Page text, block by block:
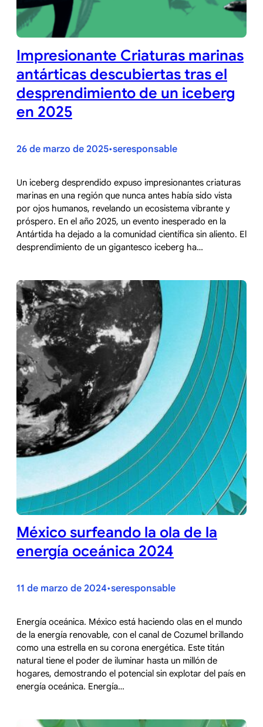
Impresionante Criaturas marinas
antárticas descubiertas tras el
desprendimiento de un iceberg
en 2025
26 de marzo de 2025•seresponsable
Un iceberg desprendido expuso impresionantes criaturas
marinas en una región que nunca antes había sido vista
por ojos humanos, revelando un ecosistema vibrante y
próspero. En el año 2025, un evento inesperado en la
Antártida ha dejado a la comunidad científica sin aliento. El
desprendimiento de un gigantesco iceberg ha…
México surfeando la ola de la
energía oceánica 2024
11 de marzo de 2024•seresponsable
Energía oceánica. México está haciendo olas en el mundo
de la energía renovable, con el canal de Cozumel brillando
como una estrella en su corona energética. Este titán
natural tiene el poder de iluminar hasta un millón de
hogares, demostrando el potencial sin explotar del país en
energía oceánica. Energía…